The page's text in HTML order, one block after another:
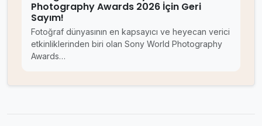
Photography Awards 2026 İçin Geri
Sayım!
Fotoğraf dünyasının en kapsayıcı ve heyecan verici
etkinliklerinden biri olan Sony World Photography
Awards…